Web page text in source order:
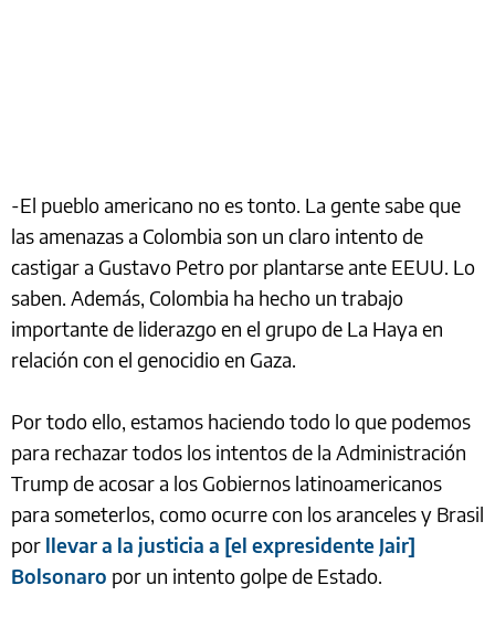
-El pueblo americano no es tonto. La gente sabe que
las amenazas a Colombia son un claro intento de
castigar a Gustavo Petro por plantarse ante EEUU. Lo
saben. Además, Colombia ha hecho un trabajo
importante de liderazgo en el grupo de La Haya en
relación con el genocidio en Gaza.
Por todo ello, estamos haciendo todo lo que podemos
para rechazar todos los intentos de la Administración
Trump de acosar a los Gobiernos latinoamericanos
para someterlos, como ocurre con los aranceles y Brasil
por llevar a la justicia a [el expresidente Jair]
Bolsonaro por un intento golpe de Estado.